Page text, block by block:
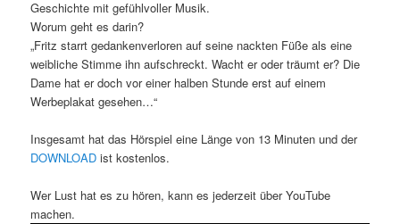
Geschichte mit gefühlvoller Musik.
Worum geht es darin?
„Fritz starrt gedankenverloren auf seine nackten Füße als eine
weibliche Stimme ihn aufschreckt. Wacht er oder träumt er? Die
Dame hat er doch vor einer halben Stunde erst auf einem
Werbeplakat gesehen…“
Insgesamt hat das Hörspiel eine Länge von 13 Minuten und der
DOWNLOAD ist kostenlos.
Wer Lust hat es zu hören, kann es jederzeit über YouTube
machen.